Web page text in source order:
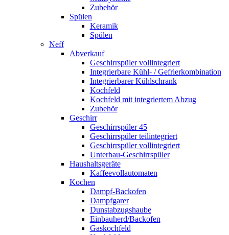
Zubehör
Spülen
Keramik
Spülen
Neff
Abverkauf
Geschirrspüler vollintegriert
Integrierbare Kühl- / Gefrierkombination
Integrierbarer Kühlschrank
Kochfeld
Kochfeld mit integriertem Abzug
Zubehör
Geschirr
Geschirrspüler 45
Geschirrspüler teilintegriert
Geschirrspüler vollintegriert
Unterbau-Geschirrspüler
Haushaltsgeräte
Kaffeevollautomaten
Kochen
Dampf-Backofen
Dampfgarer
Dunstabzugshaube
Einbauherd/Backofen
Gaskochfeld